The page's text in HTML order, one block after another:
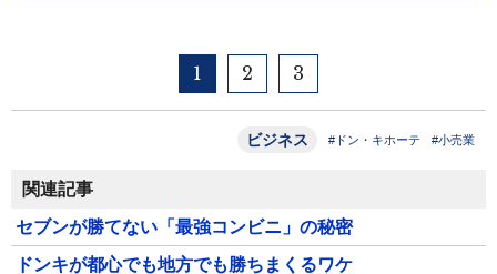
1 2 3
ビジネス #ドン・キホーテ #小売業
関連記事
セブンが勝てない「最強コンビニ」の秘密
ドンキが都心でも地方でも勝ちまくるワケ